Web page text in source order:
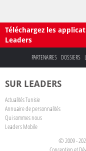
Téléchargez les
Leaders
PARTENAIRES DOSSIERS
SUR LEADERS
Actualités Tunisie
Annuaire de personnalités
Qui sommes nous
Leaders Mobile
© 2009 -